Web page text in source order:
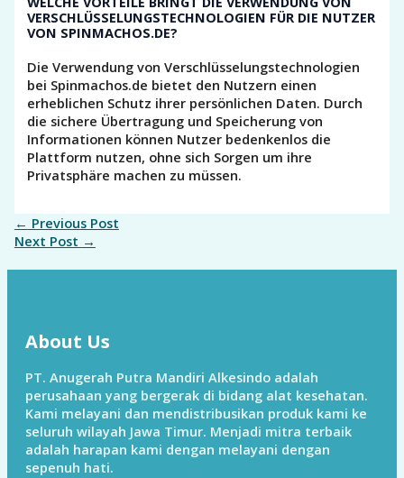
VERSCHLÜSSELUNGSTECHNOLOGIEN FÜR DIE NUTZER
VON SPINMACHOS.DE?
Die Verwendung von Verschlüsselungstechnologien
bei Spinmachos.de bietet den Nutzern einen
erheblichen Schutz ihrer persönlichen Daten. Durch
die sichere Übertragung und Speicherung von
Informationen können Nutzer bedenkenlos die
Plattform nutzen, ohne sich Sorgen um ihre
Privatsphäre machen zu müssen.
← Previous Post
Next Post →
About Us
PT. Anugerah Putra Mandiri Alkesindo adalah
perusahaan yang bergerak di bidang alat kesehatan.
Kami melayani dan mendistribusikan produk kami ke
seluruh wilayah Jawa Timur. Menjadi mitra terbaik
adalah harapan kami dengan melayani dengan
sepenuh hati.